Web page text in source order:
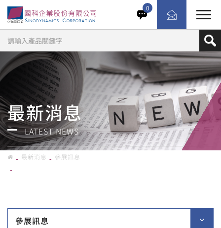
國科公司將參與贊助「2025抗震盃－地震工程模型製作國際
競賽」，展期將於9月30日~10月1日舉辦，歡迎蒞臨國科企
業展位。
0
最新消息
LATEST NEWS
最新消息
參展訊息
參展訊息